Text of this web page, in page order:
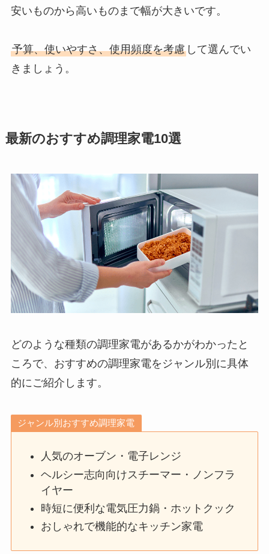
安いものから高いものまで幅が大きいです。
予算、使いやすさ、使用頻度を考慮して選んでい
きましょう。
最新のおすすめ調理家電10選
どのような種類の調理家電があるかがわかったと
ころで、おすすめの調理家電をジャンル別に具体
的にご紹介します。
ジャンル別おすすめ調理家電
人気のオーブン・電子レンジ
ヘルシー志向向けスチーマー・ノンフラ
イヤー
時短に便利な電気圧力鍋・ホットクック
おしゃれで機能的なキッチン家電